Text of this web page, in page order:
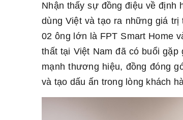
Nhận thấy sự đồng điệu về định
dùng Việt và tạo ra những giá
02 ông lớn là FPT Smart Home
thất tại Việt Nam đã có buổi
mạnh thương hiệu, đồng đóng
và tạo dấu ấn trong lòng khách